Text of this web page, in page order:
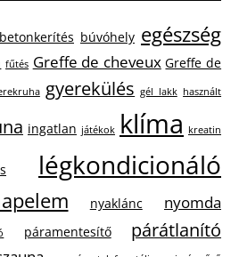
betonkerítés búvóhely egészség
fűtés Greffe de cheveux Greffe de
gyerekülés gél lakk használt
ingatlan játékok klíma kreatin
légkondicionáló
nyaklánc nyomda
páramentesítő párátlanító